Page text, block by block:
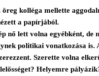
öreg kolléga mellette
a papírjából.
nő lett volna egyébként, de
politikai vonatkozása
Szerette volna
Helyemre